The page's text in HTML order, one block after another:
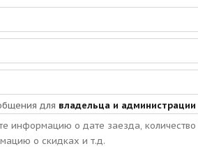
для владельца и администрации